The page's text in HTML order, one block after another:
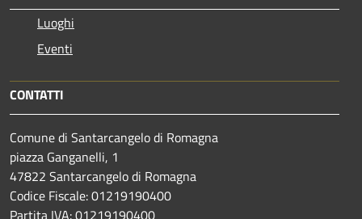
Luoghi
Eventi
CONTATTI
Comune di Santarcangelo di Romagna
piazza Ganganelli, 1
47822 Santarcangelo di Romagna
Codice Fiscale: 01219190400
Partita IVA: 01219190400